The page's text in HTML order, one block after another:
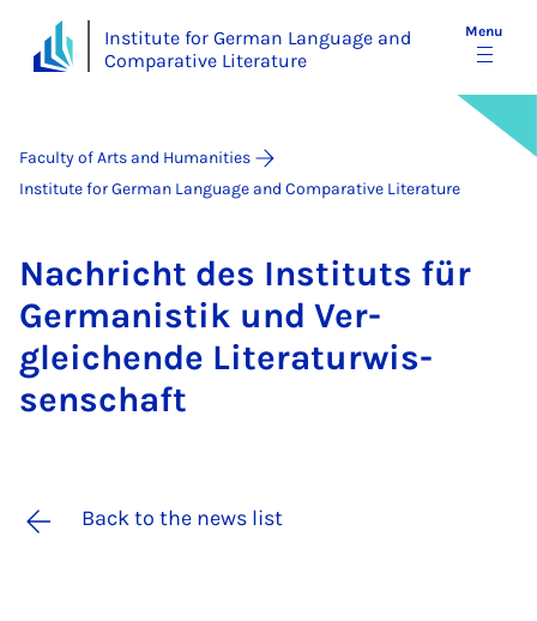
Institute for German Language and
Comparative Literature
Menu
Faculty of Arts and Humanities
Institute for German Language and Comparative Literature
Na­chricht des In­sti­tuts für
Ger­man­istik und Ver­
gleichende Lit­er­at­ur­wis­
senschaft
Back to the news list